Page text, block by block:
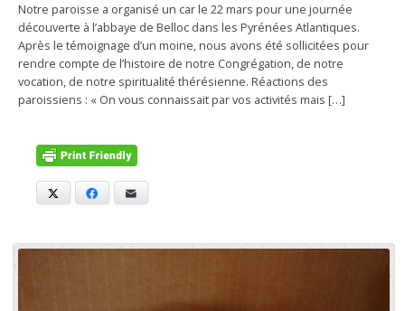
Notre paroisse a organisé un car le 22 mars pour une journée
découverte à l’abbaye de Belloc dans les Pyrénées Atlantiques.
Après le témoignage d’un moine, nous avons été sollicitées pour
rendre compte de l’histoire de notre Congrégation, de notre
vocation, de notre spiritualité thérésienne. Réactions des
paroissiens : « On vous connaissait par vos activités mais […]
Facebook